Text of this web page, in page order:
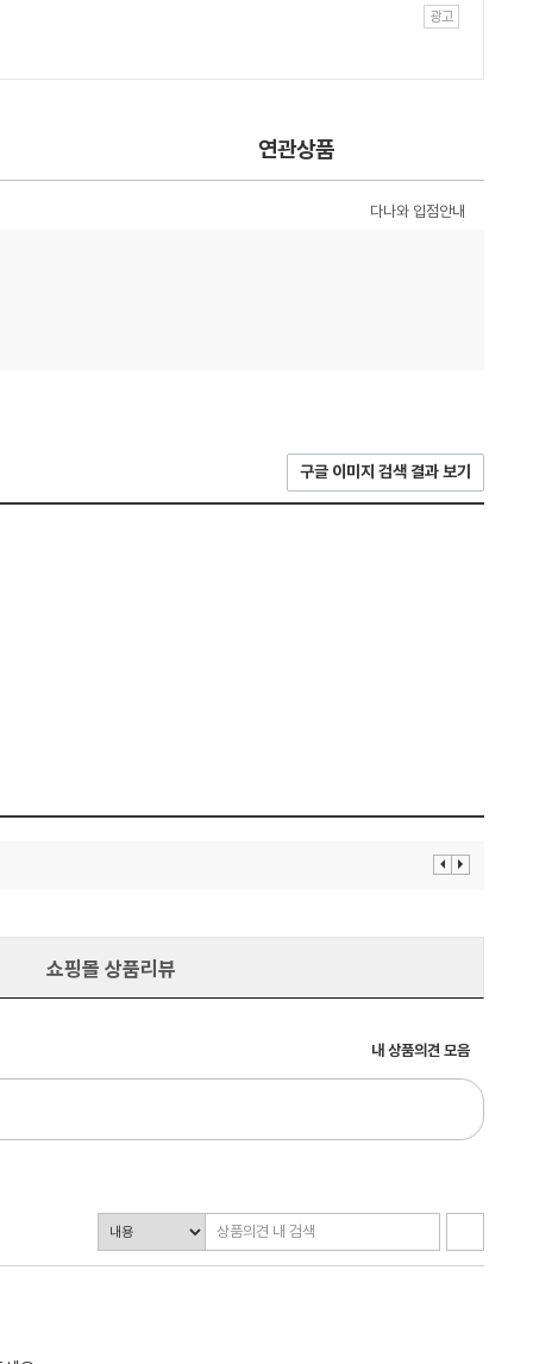
연관상품
다나와 입점안내
구글 이미지 검색 결과 보기
이 다
쇼핑몰 상품리뷰
내 상품의견 모음